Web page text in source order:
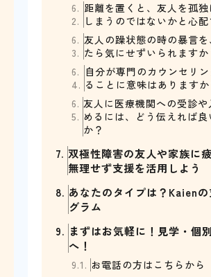
6.
2.
距離を置くと、友人を孤独
しまうのではないかと心配
6.
3.
友人の躁状態の時の暴言を
たら気にせずいられますか
6.
4.
自分が専門のカウンセリ
ることに意味はありますか
6.
5.
友人に医療機関への受診や
めるには、どう伝えれば良
か？
7. 双極性障害の友人や家族に
無理せず支援を活用しよう
8. あなたのタイプは？Kaienの
グラム
9. まずはお気軽に！見学・個
へ！
9.1. お電話の方はこちらから